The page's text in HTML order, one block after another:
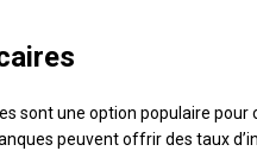
sont une option populaire
peuvent offrir des taux